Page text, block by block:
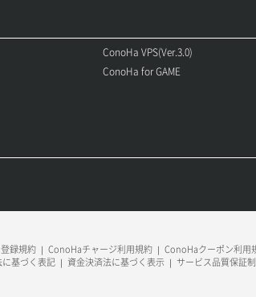
取得
ConoHa VPS(Ver.3.0)
ConoHa for GAME
録規約 ConoHaチャージ利用規約 ConoHaクーポン利用
基づく表記 資金決済法に基づく表示 サービス品質保証